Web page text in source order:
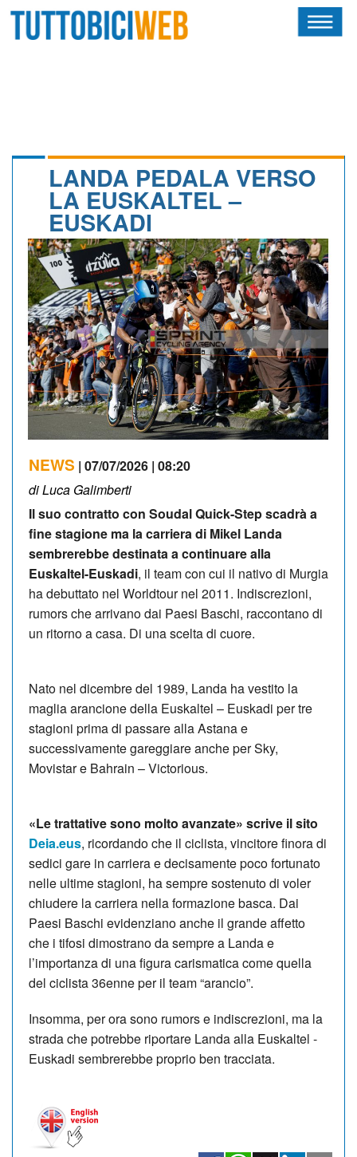
CALENDARIO
OSCAR
ALBI D'ORO
NEWSLETTER
LANDA PEDALA VERSO
LA EUSKALTEL –
EUSKADI
NEWS | 07/07/2026 | 08:20
di Luca Galimberti
Il suo contratto con Soudal Quick-Step scadrà a
fine stagione ma la carriera di Mikel Landa
sembrerebbe destinata a continuare alla
Euskaltel-Euskadi, il team con cui il nativo di Murgia
ha debuttato nel Worldtour nel 2011. Indiscrezioni,
rumors che arrivano dai Paesi Baschi, raccontano di
un ritorno a casa. Di una scelta di cuore.
Nato nel dicembre del 1989, Landa ha vestito la
maglia arancione della Euskaltel – Euskadi per tre
stagioni prima di passare alla Astana e
successivamente gareggiare anche per Sky,
Movistar e Bahrain – Victorious.
«Le trattative sono molto avanzate» scrive il sito
Deia.eus, ricordando che il ciclista, vincitore finora di
sedici gare in carriera e decisamente poco fortunato
nelle ultime stagioni, ha sempre sostenuto di voler
chiudere la carriera nella formazione basca. Dai
Paesi Baschi evidenziano anche il grande affetto
che i tifosi dimostrano da sempre a Landa e
l’importanza di una figura carismatica come quella
del ciclista 36enne per il team “arancio”.
Insomma, per ora sono rumors e indiscrezioni, ma la
strada che potrebbe riportare Landa alla Euskaltel -
Euskadi sembrerebbe proprio ben tracciata.